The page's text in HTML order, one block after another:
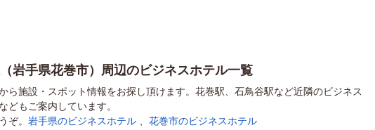
岩手県花巻市）周辺のビジネスホテル一覧
ら施設・スポット情報をお探し頂けます。花巻駅、石鳥谷駅など近隣のビジネス
どもご案内しています。
ぞ。 岩手県のビジネスホテル 花巻市のビジネスホテル